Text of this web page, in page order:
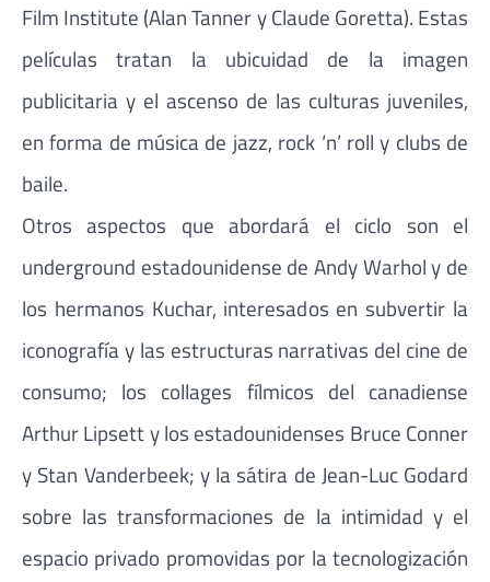
Film Institute (Alan Tanner y Claude Goretta). Estas
películas tratan la ubicuidad de la imagen
publicitaria y el ascenso de las culturas juveniles,
en forma de música de jazz, rock ‘n’ roll y clubs de
baile.
Otros aspectos que abordará el ciclo son el
underground estadounidense de Andy Warhol y de
los hermanos Kuchar, interesados en subvertir la
iconografía y las estructuras narrativas del cine de
consumo; los collages fílmicos del canadiense
Arthur Lipsett y los estadounidenses Bruce Conner
y Stan Vanderbeek; y la sátira de Jean-Luc Godard
sobre las transformaciones de la intimidad y el
espacio privado promovidas por la tecnologización